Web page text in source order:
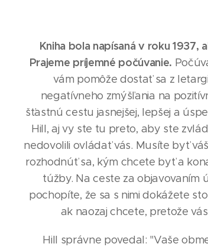
Kniha bola napísaná v roku 1937,
Prajeme príjemné počúvanie.
vám pomôže dostať sa z
negatívneho zmýšľania na
šťastnú cestu jasnejšej, lepšej a
Hill, aj vy ste tu preto, aby ste
nedovolili ovládať vás. Musíte byť
rozhodnúť sa, kým chcete byť a
túžby. Na ceste za objavovaním
pochopíte, že sa s nimi dokážete
ak naozaj chcete, pretože
Hill správne povedal: "Vaše